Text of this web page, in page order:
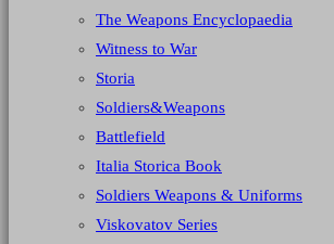
The Weapons Encyclopaedia
Witness to War
Storia
Soldiers&Weapons
Battlefield
Italia Storica Book
Soldiers Weapons & Uniforms
Viskovatov Series